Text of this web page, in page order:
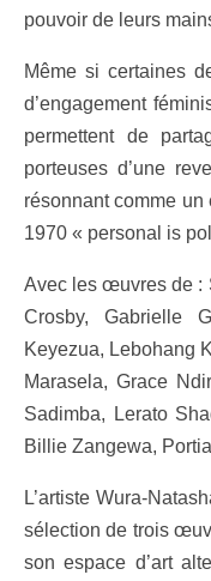
pouvoir de leurs
Même si certaines
d’engagement
permettent de
porteuses d’une
résonnant comme
1970 « personal is
Avec les œuvres de :
Crosby, Gabrielle
Keyezua, Lebohang
Marasela, Grace
Sadimba, Lerato
Billie Zangewa,
L’artiste Wura-
sélection de trois
son espace d’art